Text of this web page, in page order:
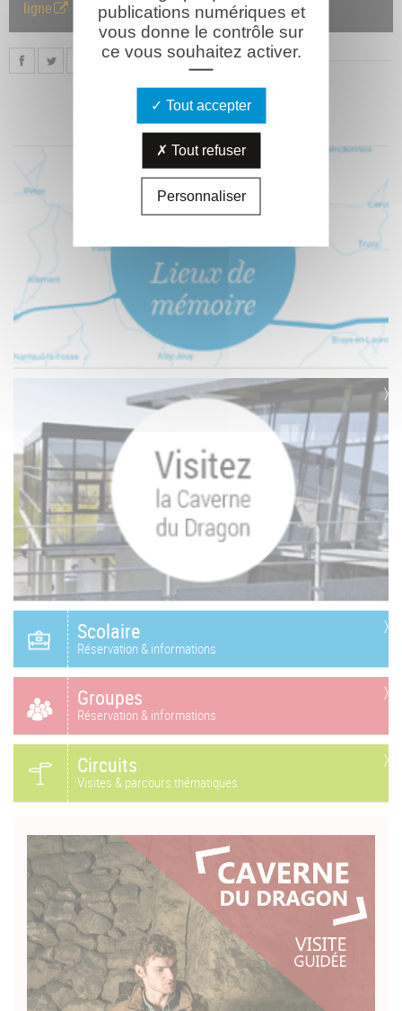
ligne
Scolaire
Réservation & informations
Groupes
Réservation & informations
Circuits
Visites & parcours thématiques
publications numériques et
vous donne le contrôle sur
ce vous souhaitez activer.
Tout accepter
Tout refuser
Personnaliser